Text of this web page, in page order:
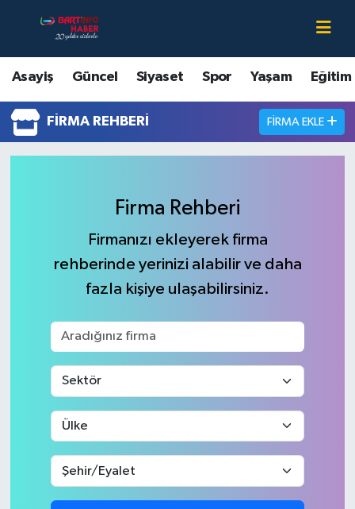
Asayiş Güncel Siyaset Spor Yaşam Eğitim
FIRMA REHBERI FIRMA EKLE
Firma Rehberi
Firmanızı ekleyerek firma
rehberinde yerinizi alabilir ve daha
fazla kişiye ulaşabilirsiniz.
Asayiş
Bartın Hakkında
Çevre
Güncel
Magazin
Medya
Sağlık
Sinema
Sivil Toplum
Bartın Nöbetçi Eczaneler
Bartın Hava Durumu
Bartin Namaz Vakitleri
Tüm Manşetler
Haber Arşivi